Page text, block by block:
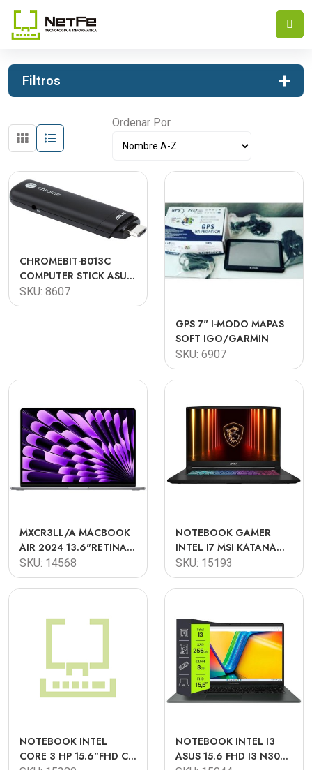
INICIOEQUIPOS
Filtros
Ordenar Por
CHROMEBIT-B013C
COMPUTER STICK ASUS
CHROMEBIT 16GB 2GB
SKU: 8607
GPS 7" I-MODO MAPAS
SOFT IGO/GARMIN
SKU: 6907
MXCR3LL/A MACBOOK
AIR 2024 13.6"RETINA
M3 8-CORE 16GB 512GB
SSD O.B
SKU: 14568
NOTEBOOK GAMER
INTEL I7 MSI KATANA
15.6 FHD I7-14650HX
16GB 512GB SSD
RTX5050 8GB W11
SKU: 15193
NOTEBOOK INTEL
CORE 3 HP 15.6"FHD C3
NOTEBOOK INTEL I3
ASUS 15.6 FHD I3 N305